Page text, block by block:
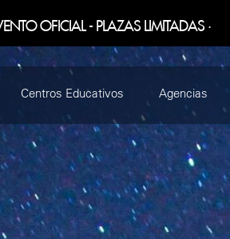
OFICIAL - PLAZAS LIMITADAS ·
Centros Educativos Agencias